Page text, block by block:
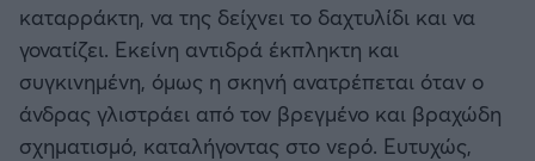
καταρράκτη, να της δείχνει το δαχτυλίδι και να
γονατίζει. Εκείνη αντιδρά έκπληκτη και
συγκινημένη, όμως η σκηνή ανατρέπεται όταν ο
άνδρας γλιστράει από τον βρεγμένο και βραχώδη
σχηματισμό, καταλήγοντας στο νερό. Ευτυχώς,